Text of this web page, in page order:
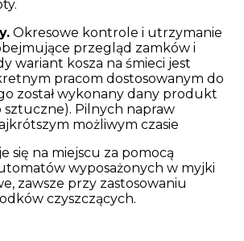
Okresowe kontrole i utrzymanie
przegląd zamków i
wariant kosza na śmieci jest
pracom dostosowanym do
został wykonany dany produkt
Pilnych napraw
możliwym czasie
się na miejscu za pomocą
wyposażonych w myjki
zawsze przy zastosowaniu
czyszczących.